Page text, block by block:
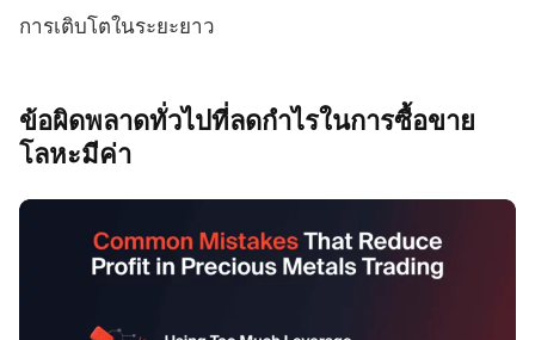
การเติบโตในระยะยาว
ข้อผิดพลาดทั่วไปที่ลดกำไรในการซื้อขาย
โลหะมีค่า